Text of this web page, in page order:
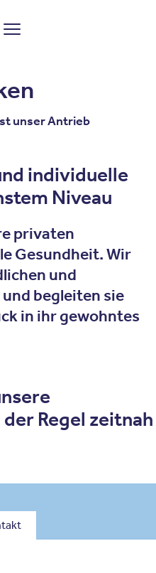
Menü zeigen/verstecken
unser Antrieb
individuelle
Niveau
privaten
Gesundheit. Wir
und
begleiten sie
in ihr gewohntes
Regel zeitnah